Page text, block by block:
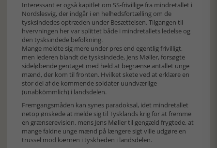
Interessant er også kapitlet om SS-frivillige fra mindretallet i
Nordslesvig, der indgår i en helhedsfortælling om de
tysksindedes optræden under Besættelsen. Tilgangen til
hvervningen her var splittet både i mindretallets ledelse og
den tysksindede befolkning.
Mange meldte sig mere under pres end egentlig frivilligt,
men lederen blandt de tysksindede, Jens Møller, forsøgte
sideløbende gentaget med held at begrænse antallet unge
mænd, der kom til fronten. Hvilket skete ved at erklære en
stor del af de kommende soldater uundværlige
(unabkömmlich) i landsdelen.
Fremgangsmåden kan synes paradoksal, idet mindretallet
netop ønskede at melde sig til Tysklands krig for at fremme
en grænserevision, mens Jens Møller til gengæld frygtede, at
mange faldne unge mænd på længere sigt ville udgøre en
trussel mod kærnen i tyskheden i landsdelen.